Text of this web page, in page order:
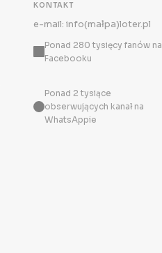
KONTAKT
e-mail: info(małpa)loter.pl
Ponad 280 tysięcy fanów na
Facebooku
Ponad 2 tysiące
obserwujących kanał na
WhatsAppie